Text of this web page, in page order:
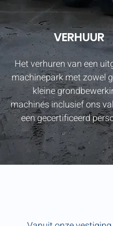
VERHUUR
Het verhuren van een
machinepark met zowel
kleine
machinesinclusief ons
een gecertificeerd